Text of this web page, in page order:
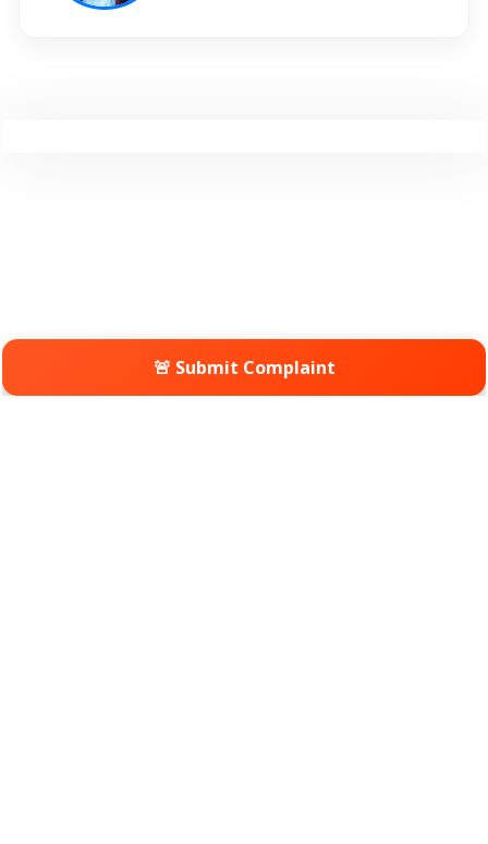
🚨 Submit Complaint